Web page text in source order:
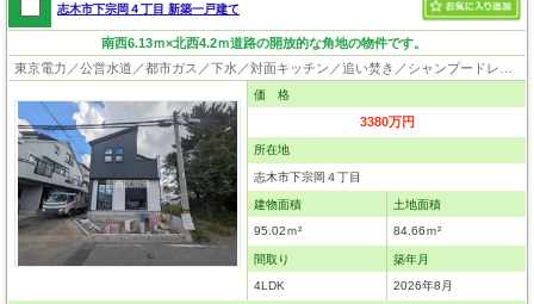
志木市下宗岡４丁目 新築一戸建て
南西6.13ｍ×北西4.2ｍ道路の開放的な角地の物件です。
価 格
3380万円
所在地
志木市下宗岡４丁目
建物面積
95.02ｍ²
土地面積
84.66ｍ²
間取り
4LDK
築年月
2026年8月